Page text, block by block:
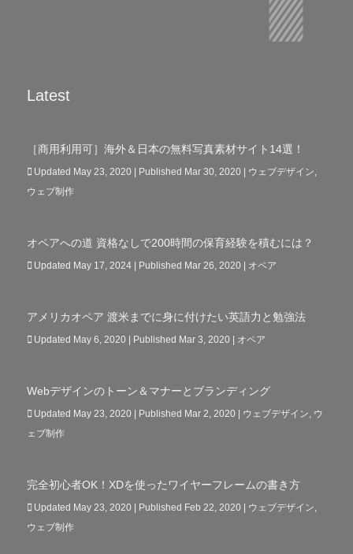
Latest
［商用利用可］海外＆日本の無料写真素材サイト14選！
Updated May 23, 2020 | Published Mar 30, 2020| ウェブデザイン
ウェブ制作
オペアへの道 資格なしで200時間の保育経験を積むには？
Updated May 17, 2024 | Published Mar 26, 2020| オペア
アメリカオペア 渡米までに身に付けたい英語力と勉強法
Updated May 6, 2020 | Published Mar 3, 2020| オペア
Webデザインのトーン＆マナーとブランディング
Updated May 23, 2020 | Published Mar 2, 2020| ウェブデザイン ウ
ェブ制作
完全初心者OK！XDを使ったワイヤーフレームの書き方
Updated May 23, 2020 | Published Feb 22, 2020| ウェブデザイン
ウェブ制作